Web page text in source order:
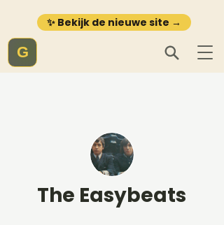
✨ Bekijk de nieuwe site →
G
The Easybeats